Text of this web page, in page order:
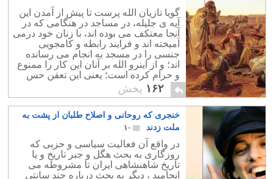
ی عربی اسلامی، فریاد می کند: الله اکبر.
کودکان را عضو حزبی سیاسی می کنند بی
آنکه اختیار خود را داشته باشند.
گویا تازیان الله پرست تا پیش از آمدن این
آیه ی جلیله، در مساجد در هنگامی که در
آنجا معتکف می بوده اند، با زنان خود درمی
آمیخته اند و فرایند رابطه و کامجویی
جنسی را در مسجد به انجام می رسانده
اند؛ و از اینرو الله بر آنان این کار را ممنوع
و حرام کرده است؛ یعنی این تعفن حس
شهوترانی عربی اسلامی تا بدان پایه است
که الله از فراز هفت آسمان پیام می
فرستد که ای نر ابوالحشر، من که آنقدر
مهربانم! که حرمت همخوابگی در رمضان
را برداشتم، تو نیز دست از رابطه ی جنسی
در مسجد و در خانه ام بردار !! این نرهای
تازی که اسلام پناهند را تصور کنید که اگر
این آیه انزال نشده بود، امروزه در شب
های اعتکاف خود در مساجد، با همدیگر چه
۱۶۲ پخش
خنجری که روحانی و اصلاح طلبان از پشت به
ملت زدند
۱۰
در واقع آن فعالیت سیاسی و حزبی که
روزگاری به بحث هگل و جبر تاریخ و یا
تاریخ شاهنشاهی ایران تا مشروطه می
انجامید ، دیگر به بحث درباره چند سانتی